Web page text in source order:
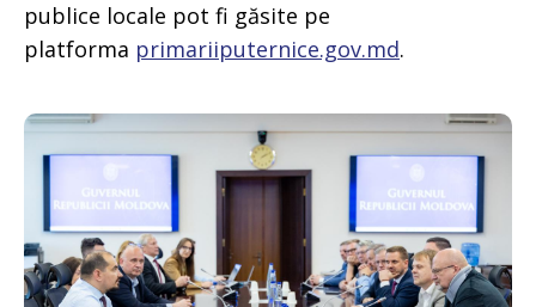
publice locale pot fi găsite pe
platforma primariiputernice.gov.md.